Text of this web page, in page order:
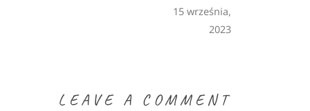
15 września,
2023
LEAVE A COMMENT